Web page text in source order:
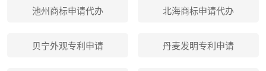
池州商标申请代办 北海商标申请代办
贝宁外观专利申请 丹麦发明专利申请